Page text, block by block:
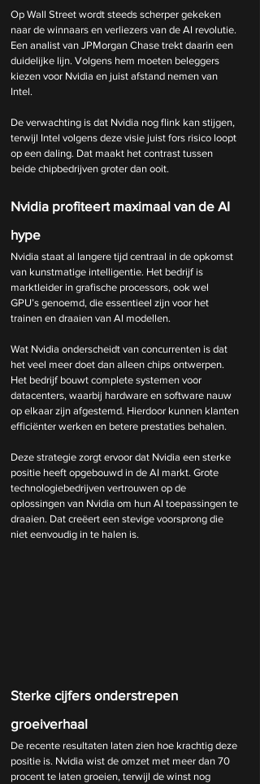
Op Wall Street wordt steeds scherper gekeken
naar de winnaars en verliezers van de AI revolutie.
Een analist van JPMorgan Chase trekt daarin een
duidelijke lijn. Volgens hem moeten beleggers
kiezen voor Nvidia en juist afstand nemen van
Intel.
De verwachting is dat Nvidia nog flink kan stijgen,
terwijl Intel volgens deze visie juist fors risico loopt
op een daling. Dat maakt het contrast tussen
beide chipbedrijven groter dan ooit.
Nvidia profiteert maximaal van de AI
hype
Nvidia staat al langere tijd centraal in de opkomst
van kunstmatige intelligentie. Het bedrijf is
marktleider in grafische processors, ook wel
GPU’s genoemd, die essentieel zijn voor het
trainen en draaien van AI modellen.
Wat Nvidia onderscheidt van concurrenten is dat
het veel meer doet dan alleen chips ontwerpen.
Het bedrijf bouwt complete systemen voor
datacenters, waarbij hardware en software nauw
op elkaar zijn afgestemd. Hierdoor kunnen klanten
efficiënter werken en betere prestaties behalen.
Deze strategie zorgt ervoor dat Nvidia een sterke
positie heeft opgebouwd in de AI markt. Grote
technologiebedrijven vertrouwen op de
oplossingen van Nvidia om hun AI toepassingen te
draaien. Dat creëert een stevige voorsprong die
niet eenvoudig in te halen is.
Sterke cijfers onderstrepen
groeiverhaal
De recente resultaten laten zien hoe krachtig deze
positie is. Nvidia wist de omzet met meer dan 70
procent te laten groeien, terwijl de winst nog